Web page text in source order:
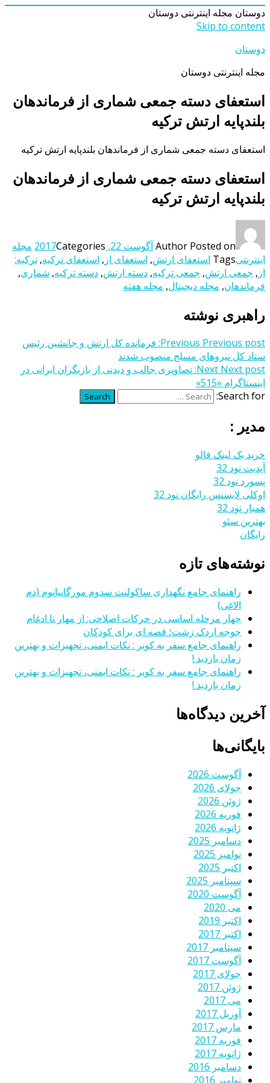
دوستان مجله اینترنتی دوستان
Skip to content
دوستان
مجله اینترنتی دوستان
استعفای دسته جمعی شماری از فرماندهان
بلندپایه ارتش ترکیه
استعفای دسته جمعی شماری از فرماندهان بلندپایه ارتش ترکیه
استعفای دسته جمعی شماری از فرماندهان
بلندپایه ارتش ترکیه
Author Posted on آگوست 22, 2017 Categories
مجله
اینترنتیTags استعفای ارتش, استعفای از , استعفای ترکیه, ترکیه:
از , جمعی ارتش, جمعی ترکیه, دسته ارتش, دسته ترکیه, شماری,
فرماندهان, مجله دیجیتال, مجله هفته
راهبری نوشته
Previous Previous post:
فرمانده کل ارتش و جانشین رئیس
ستاد کل نیروهای مسلح منصوب شدند
Next Next post:
تصاویری جالب و دیدنی از بازیگران ایرانی در
اینستاگرام «515»
Search for:
Search
مدیر :
خرید بک لینک فالو
آپدیت نود 32
پسورد نود 32
اوکلی لایسنس رایگان نود 32
همیار نود 32
بهترین سئو
رایگان
نوشته‌های تازه
راهنمای جامع نگهداری ساکولنت سدوم مورگانیانوم (دم
الاغی)
چهار مرحله اساسی در حرکات اصلاحی: از مهار تا ادغام
جوجه اردک زشت؛ قصه ای برای کودکان
راهنمای جامع سفر به کویر : نکات ایمنی، تجهیزات و بهترین
زمان بازدید !
راهنمای جامع سفر به کویر : نکات ایمنی، تجهیزات و بهترین
زمان بازدید !
آخرین دیدگاه‌ها
بایگانی‌ها
آگوست 2026
جولای 2026
ژوئن 2026
فوریه 2026
ژانویه 2026
دسامبر 2025
نوامبر 2025
اکتبر 2025
سپتامبر 2025
آگوست 2020
می 2020
اکتبر 2019
اکتبر 2017
سپتامبر 2017
آگوست 2017
جولای 2017
ژوئن 2017
می 2017
آوریل 2017
مارس 2017
فوریه 2017
ژانویه 2017
دسامبر 2016
نوامبر 2016